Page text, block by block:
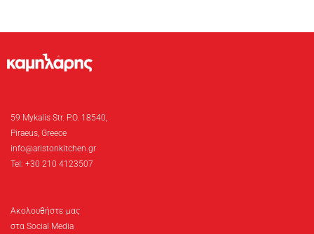
59 Mykalis Str. P.O. 18540,
Piraeus, Greece
info@aristonkitchen.gr
Tel: +30 210 4123507
Ακολουθήστε μας
στα Social Media